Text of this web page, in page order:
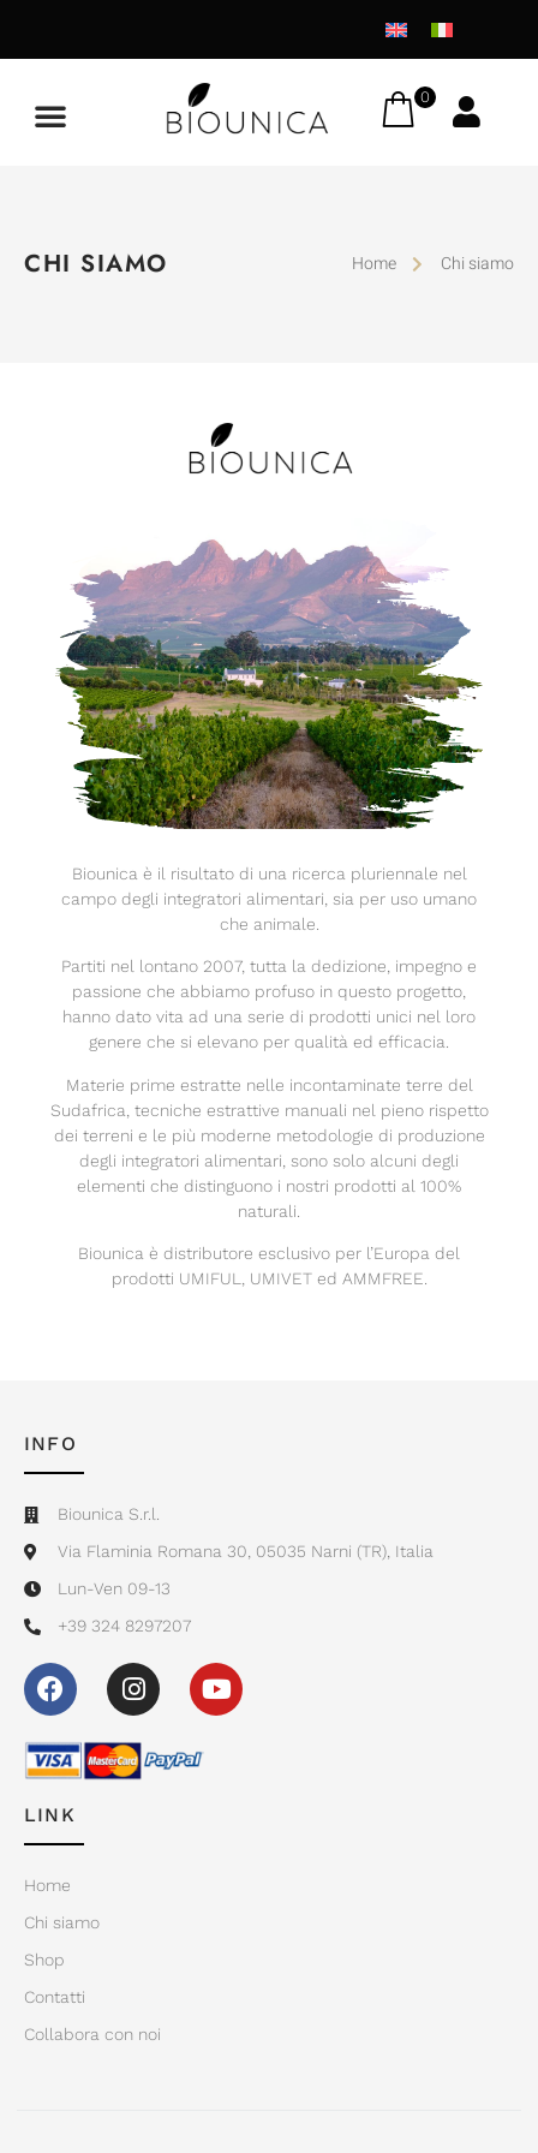
0
CHI SIAMO Home Chi siamo
Biounica è il risultato di una ricerca pluriennale nel
campo degli integratori alimentari, sia per uso umano
che animale.
Partiti nel lontano 2007, tutta la dedizione, impegno e
passione che abbiamo profuso in questo progetto,
hanno dato vita ad una serie di prodotti unici nel loro
genere che si elevano per qualità ed efficacia.
Materie prime estratte nelle incontaminate terre del
Sudafrica, tecniche estrattive manuali nel pieno rispetto
dei terreni e le più moderne metodologie di produzione
degli integratori alimentari, sono solo alcuni degli
elementi che distinguono i nostri prodotti al 100%
naturali.
Biounica è distributore esclusivo per l’Europa del
prodotti UMIFUL, UMIVET ed AMMFREE.
INFO
Biounica S.r.l.
Via Flaminia Romana 30, 05035 Narni (TR), Italia
Lun-Ven 09-13
+39 324 8297207
LINK
Home
Chi siamo
Shop
Contatti
Collabora con noi